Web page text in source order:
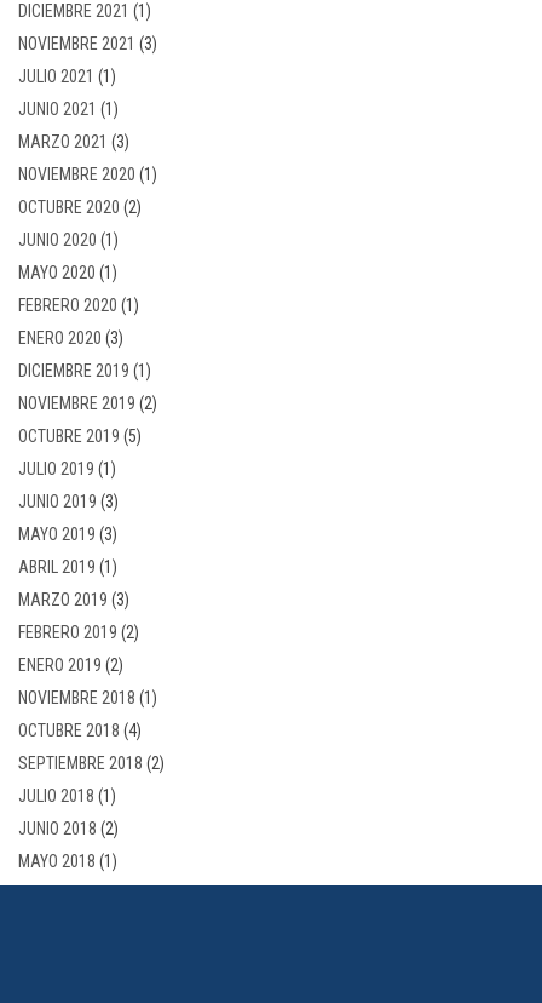
DICIEMBRE 2021 (1)
NOVIEMBRE 2021 (3)
JULIO 2021 (1)
JUNIO 2021 (1)
MARZO 2021 (3)
NOVIEMBRE 2020 (1)
OCTUBRE 2020 (2)
JUNIO 2020 (1)
MAYO 2020 (1)
FEBRERO 2020 (1)
ENERO 2020 (3)
DICIEMBRE 2019 (1)
NOVIEMBRE 2019 (2)
OCTUBRE 2019 (5)
JULIO 2019 (1)
JUNIO 2019 (3)
MAYO 2019 (3)
ABRIL 2019 (1)
MARZO 2019 (3)
FEBRERO 2019 (2)
ENERO 2019 (2)
NOVIEMBRE 2018 (1)
OCTUBRE 2018 (4)
SEPTIEMBRE 2018 (2)
JULIO 2018 (1)
JUNIO 2018 (2)
MAYO 2018 (1)